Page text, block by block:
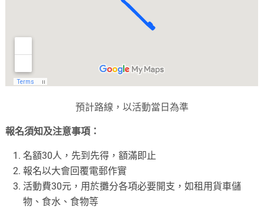
預計路線，以活動當日為準
報名須知及注意事項：
名額30人，先到先得，額滿即止
報名以大會回覆電郵作實
活動費30元，用於攤分各項必要開支，如租用貨車儲
物、食水、食物等